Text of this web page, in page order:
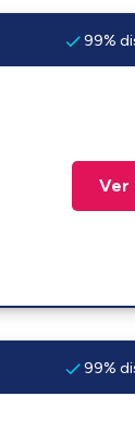
99%
Ver
99%